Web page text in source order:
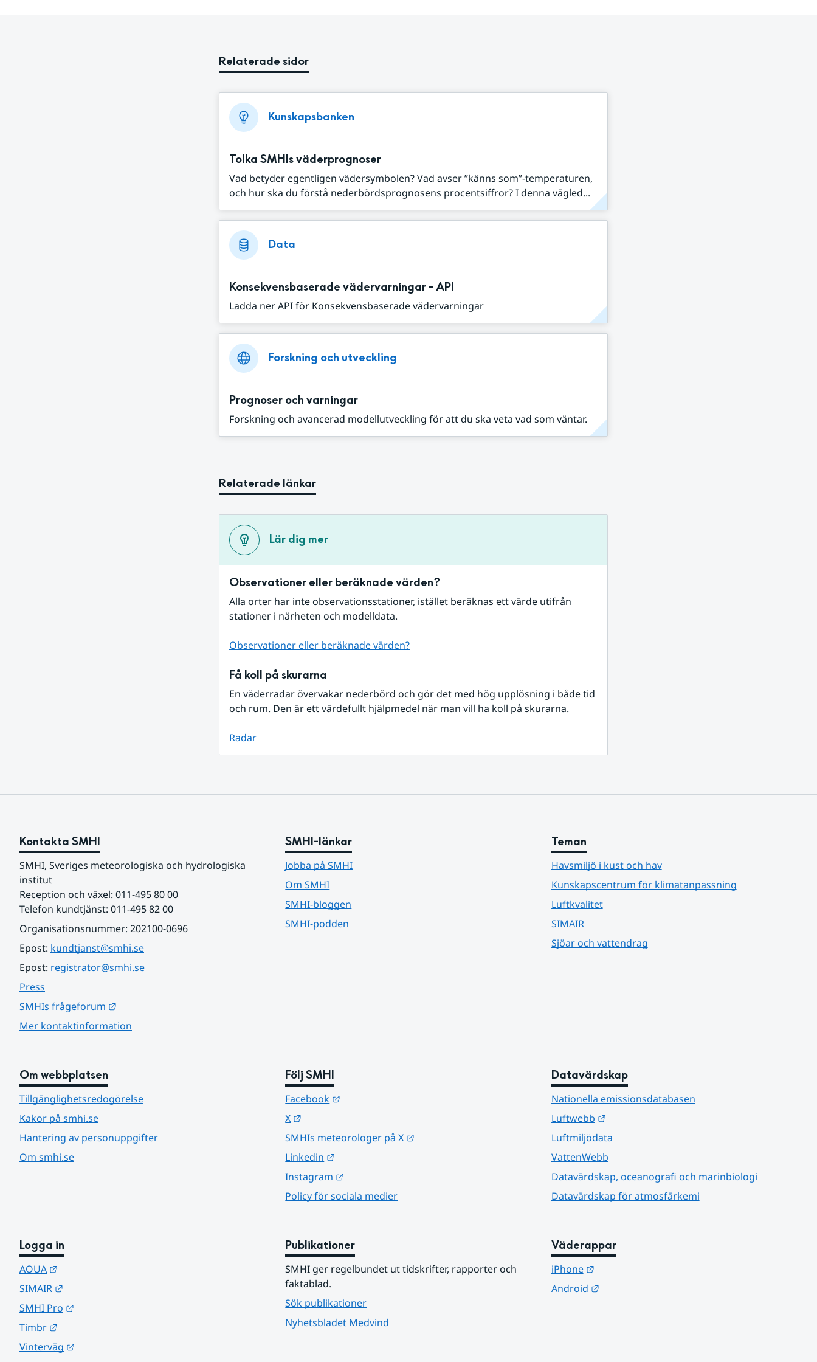
Relaterade sidor
Kunskapsbanken
Tolka SMHIs väderprognoser
Vad betyder egentligen vädersymbolen? Vad avser ”känns som”-temperaturen,
och hur ska du förstå nederbördsprognosens procentsiffror? I denna vägled...
Data
Konsekvensbaserade vädervarningar - API
Ladda ner API för Konsekvensbaserade vädervarningar
Forskning och utveckling
Prognoser och varningar
Forskning och avancerad modellutveckling för att du ska veta vad som väntar.
Relaterade länkar
Lär dig mer
Observationer eller beräknade värden?
Alla orter har inte observationsstationer, istället beräknas ett värde utifrån
stationer i närheten och modelldata.
Observationer eller beräknade värden?
Få koll på skurarna
En väderradar övervakar nederbörd och gör det med hög upplösning i både tid
och rum. Den är ett värdefullt hjälpmedel när man vill ha koll på skurarna.
Radar
Kontakta SMHI
SMHI, Sveriges meteorologiska och hydrologiska
institut
Reception och växel: 011-495 80 00
Telefon kundtjänst: 011-495 82 00
Organisationsnummer: 202100-0696
Epost: kundtjanst@smhi.se
Epost: registrator@smhi.se
Press
SMHIs frågeforum
Mer kontaktinformation
SMHI-länkar
Jobba på SMHI
Om SMHI
SMHI-bloggen
SMHI-podden
Teman
Havsmiljö i kust och hav
Kunskapscentrum för klimatanpassning
Luftkvalitet
SIMAIR
Sjöar och vattendrag
Om webbplatsen
Tillgänglighetsredogörelse
Kakor på smhi.se
Hantering av personuppgifter
Om smhi.se
Följ SMHI
Facebook
X
SMHIs meteorologer på X
Linkedin
Instagram
Policy för sociala medier
Datavärdskap
Nationella emissionsdatabasen
Luftwebb
Länk till annan webbplats.
Luftmiljödata
VattenWebb
Datavärdskap, oceanografi och marinbiologi
Datavärdskap för atmosfärkemi
Logga in
AQUA
SIMAIR
SMHI Pro
Timbr
Vinterväg
Publikationer
SMHI ger regelbundet ut tidskrifter, rapporter och
faktablad.
Sök publikationer
Nyhetsbladet Medvind
Väderappar
iPhone
Länk till annan webbplats.
Android
Länk till annan webbplats.